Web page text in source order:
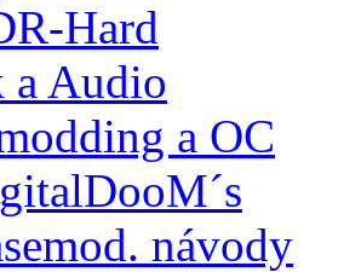
Hard
a Audio
a OC
návody